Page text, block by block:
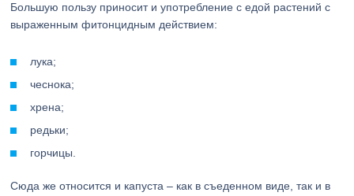
Большую пользу приносит и употребление с едой растений с
выраженным фитонцидным действием:
лука;
чеснока;
хрена;
редьки;
горчицы.
Сюда же относится и капуста – как в съеденном виде, так и в